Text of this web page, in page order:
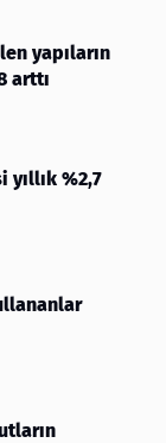
yapıların
arttı
%2,7